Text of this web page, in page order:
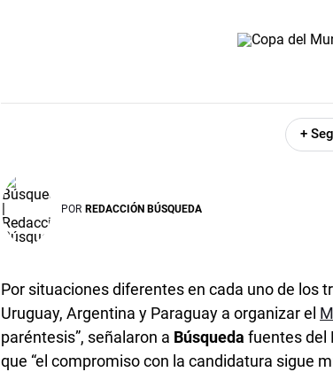
+
POR REDACCIÓN BÚSQUEDA
Por situaciones diferentes en cada uno de los
Uruguay, Argentina y Paraguay a organizar el
paréntesis”, señalaron a Búsqueda fuentes del
que “el compromiso con la candidatura sigue